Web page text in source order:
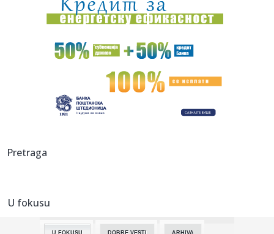
19:35:Vučić: "Zbog toga ćemo biti vojna sila"
19:32:Najboji stranci u istoriji NBA: Jokić iza Dirka i Janisa – Bod...
"Znam koliko je teško voditi državu!" Vučić poslao jasnu
19:25:J.D. Power ocenjivao i kineske marke
19:17:
Pretraga
U fokusu
U FOKUSU DOBRE VESTI ARHIVA